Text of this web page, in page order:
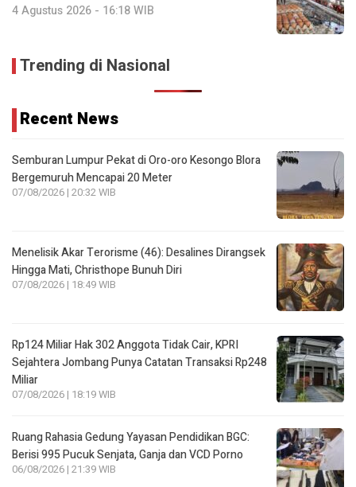
4 Agustus 2026 - 16:18 WIB
Trending di Nasional
Recent News
Semburan Lumpur Pekat di Oro-oro Kesongo Blora
Bergemuruh Mencapai 20 Meter
07/08/2026 | 20:32 WIB
Menelisik Akar Terorisme (46): Desalines Dirangsek
Hingga Mati, Christhope Bunuh Diri
07/08/2026 | 18:49 WIB
Rp124 Miliar Hak 302 Anggota Tidak Cair, KPRI
Sejahtera Jombang Punya Catatan Transaksi Rp248
Miliar
07/08/2026 | 18:19 WIB
Ruang Rahasia Gedung Yayasan Pendidikan BGC:
Berisi 995 Pucuk Senjata, Ganja dan VCD Porno
06/08/2026 | 21:39 WIB